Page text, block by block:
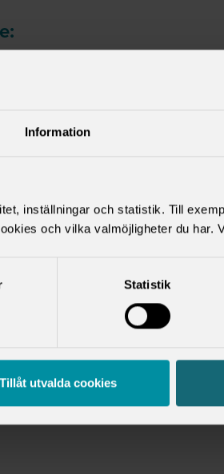
Information
inställningar och statistik. Till
och vilka valmöjligheter du har.
Statistik
Tillåt utvalda cookies